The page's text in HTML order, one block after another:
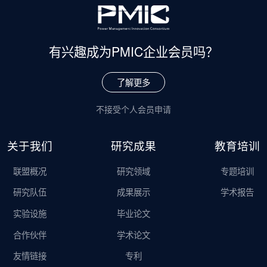
有兴趣成为PMIC企业会员吗？
了解更多
不接受个人会员申请
关于我们
联盟概况
研究队伍
实验设施
合作伙伴
友情链接
研究成果
研究领域
成果展示
毕业论文
学术论文
专利
教育培训
专题培训
学术报告